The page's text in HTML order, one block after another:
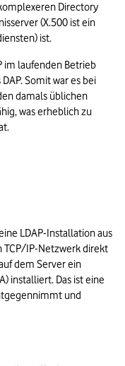
Directory
(X.500 ist ein
ist.
im laufenden Betrieb
Somit war es bei
damals üblichen
was erheblich zu
LDAP-Installation aus
TCP/IP-Netzwerk direkt
dem Server ein
installiert. Das ist eine
und